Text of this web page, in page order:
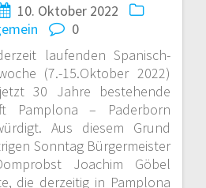
10. Oktober 2022
0
laufenden Spanisch-
(7.-15.Oktober 2022)
30 Jahre bestehende
Pamplona – Paderborn
Aus diesem Grund
Sonntag Bürgermeister
Joachim Göbel
die derzeitig in Pamplona